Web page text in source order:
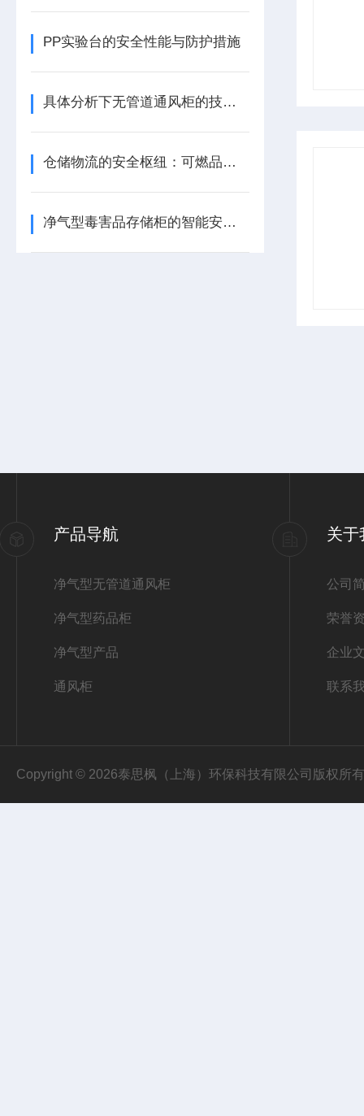
PP实验台的安全性能与防护措施
具体分析下无管道通风柜的技术原理
仓储物流的安全枢纽：可燃品存储柜的耐火分隔机制与堆码操作实务
净气型毒害品存储柜的智能安全控制系统解析
产品导航
净气型无管道通风柜
净气型药品柜
净气型产品
通风柜
关于
公司
荣誉
企业
联系
Copyright © 2026泰思枫（上海）环保科技有限公司版权